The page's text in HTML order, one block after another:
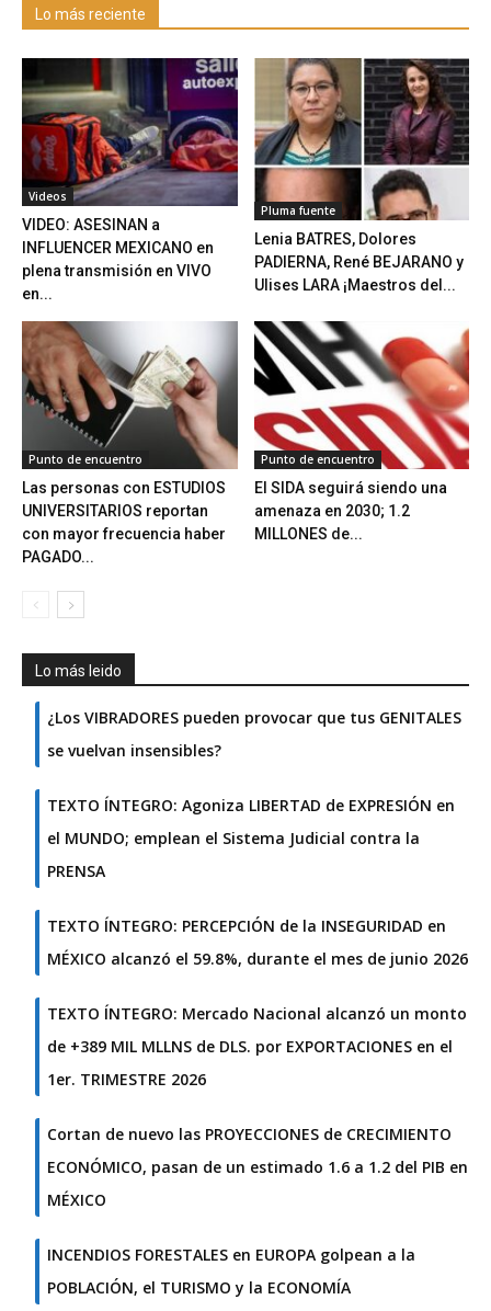
Lo más reciente
Videos
VIDEO: ASESINAN a
INFLUENCER MEXICANO en
plena transmisión en VIVO
en...
Pluma fuente
Lenia BATRES, Dolores
PADIERNA, René BEJARANO y
Ulises LARA ¡Maestros del...
Punto de encuentro
Las personas con ESTUDIOS
UNIVERSITARIOS reportan
con mayor frecuencia haber
PAGADO...
Punto de encuentro
El SIDA seguirá siendo una
amenaza en 2030; 1.2
MILLONES de...
Lo más leido
¿Los VIBRADORES pueden provocar que tus GENITALES
se vuelvan insensibles?
TEXTO ÍNTEGRO: Agoniza LIBERTAD de EXPRESIÓN en
el MUNDO; emplean el Sistema Judicial contra la
PRENSA
TEXTO ÍNTEGRO: PERCEPCIÓN de la INSEGURIDAD en
MÉXICO alcanzó el 59.8%, durante el mes de junio 2026
TEXTO ÍNTEGRO: Mercado Nacional alcanzó un monto
de +389 MIL MLLNS de DLS. por EXPORTACIONES en el
1er. TRIMESTRE 2026
Cortan de nuevo las PROYECCIONES de CRECIMIENTO
ECONÓMICO, pasan de un estimado 1.6 a 1.2 del PIB en
MÉXICO
INCENDIOS FORESTALES en EUROPA golpean a la
POBLACIÓN, el TURISMO y la ECONOMÍA